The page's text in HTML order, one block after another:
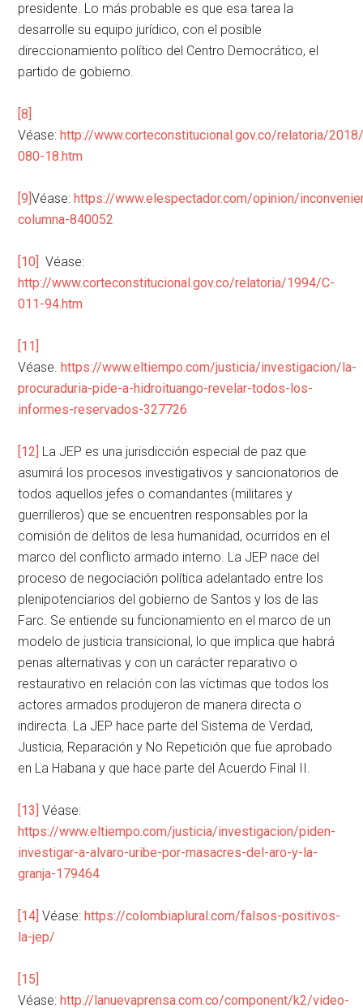
presidente. Lo más probable es que esa tarea la
desarrolle su equipo jurídico, con el posible
direccionamiento político del Centro Democrático, el
partido de gobierno.
[8]
Véase: http://www.corteconstitucional.gov.co/relatoria/
080-18.htm
[9]Véase: https://www.elespectador.com/opinion/
columna-840052
[10]
Véase:
http://www.corteconstitucional.gov.co/relatoria/1994/C-
011-94.htm
[11]
Véase. https://www.eltiempo.com/justicia/investigacion/la-
procuraduria-pide-a-hidroituango-revelar-todos-los-
informes-reservados-327726
[12] La JEP es una jurisdicción especial de paz que
asumirá los procesos investigativos y sancionatorios de
todos aquellos jefes o comandantes (militares y
guerrilleros) que se encuentren responsables por la
comisión de delitos de lesa humanidad, ocurridos en el
marco del conflicto armado interno. La JEP nace del
proceso de negociación política adelantado entre los
plenipotenciarios del gobierno de Santos y los de las
Farc. Se entiende su funcionamiento en el marco de un
modelo de justicia transicional, lo que implica que habrá
penas alternativas y con un carácter reparativo o
restaurativo en relación con las víctimas que todos los
actores armados produjeron de manera directa o
indirecta. La JEP hace parte del Sistema de Verdad,
Justicia, Reparación y No Repetición que fue aprobado
en La Habana y que hace parte del Acuerdo Final II.
[13] Véase:
https://www.eltiempo.com/justicia/investigacion/piden-
investigar-a-alvaro-uribe-por-masacres-del-aro-y-la-
granja-179464
[14] Véase: https://colombiaplural.com/falsos-positivos-
la-jep/
[15]
Véase: http://lanuevaprensa.com.co/component/k2/video-